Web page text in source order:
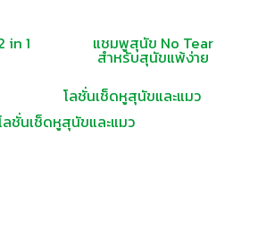
in 1 แชมพูสุนัข No Tear
สำหรับสุนัขแพ้ง่าย
ลชั่นเช็ดหูสุนัขและแมว